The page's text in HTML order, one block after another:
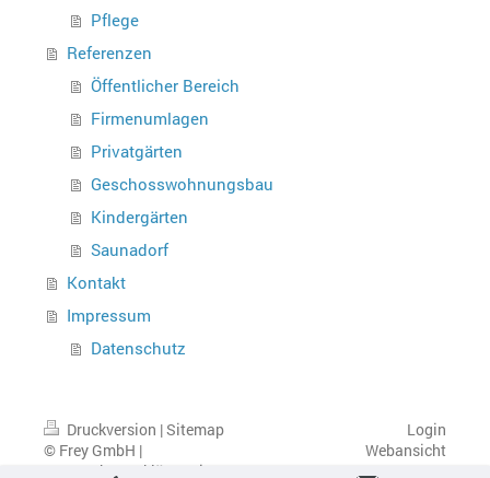
Pflege
Referenzen
Öffentlicher Bereich
Firmenumlagen
Privatgärten
Geschosswohnungsbau
Kindergärten
Saunadorf
Kontakt
Impressum
Datenschutz
Druckversion |Sitemap
© Frey GmbH |
Datenschutzerklärung im
Login
Webansicht